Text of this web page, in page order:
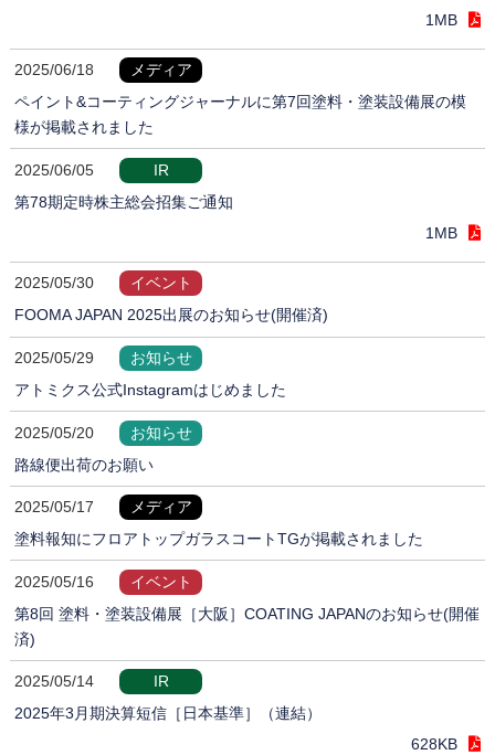
1MB
2025/06/18
メディア
ペイント&コーティングジャーナルに第7回塗料・塗装設備展の模
様が掲載されました
2025/06/05
IR
第78期定時株主総会招集ご通知
1MB
2025/05/30
イベント
FOOMA JAPAN 2025出展のお知らせ(開催済)
2025/05/29
お知らせ
アトミクス公式Instagramはじめました
2025/05/20
お知らせ
路線便出荷のお願い
2025/05/17
メディア
塗料報知にフロアトップガラスコートTGが掲載されました
2025/05/16
イベント
第8回 塗料・塗装設備展［大阪］COATING JAPANのお知らせ(開催
済)
2025/05/14
IR
2025年3月期決算短信［日本基準］（連結）
628KB